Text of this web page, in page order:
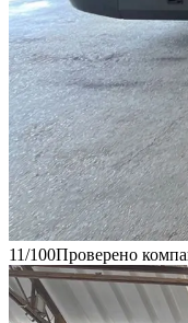
11/100Проверено